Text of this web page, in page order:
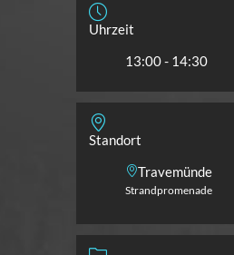
Uhrzeit
13:00 - 14:30
Standort
Travemünde
Strandpromenade